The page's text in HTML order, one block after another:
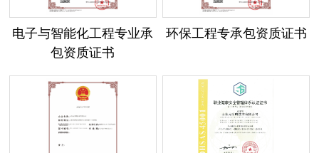
电子与智能化工程专业承
包资质证书
环保工程专承包资质证书